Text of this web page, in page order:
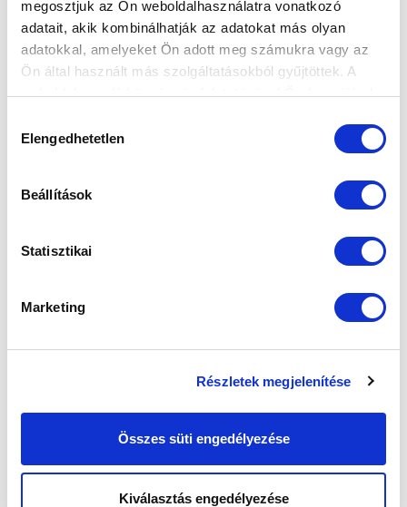
megosztjuk az Ön weboldalhasználatra vonatkozó
adatait, akik kombinálhatják az adatokat más olyan
adatokkal, amelyeket Ön adott meg számukra vagy az
Ön által használt más szolgáltatásokból gyűjtöttek. A
weboldalon való böngészés folytatásával Ön hozzájárul a
kiválasztása
Elengedhetetlen
Beállítások
Statisztikai
Marketing
Részletek megjelenítése
Összes süti engedélyezése
Kiválasztás engedélyezése
FELIRATKOZOM
SZPONZOROK